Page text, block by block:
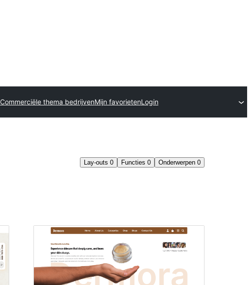
Commerciële thema bedrijvenMijn favorietenLogin
Lay-outs 0 Functies 0 Onderwerpen 0